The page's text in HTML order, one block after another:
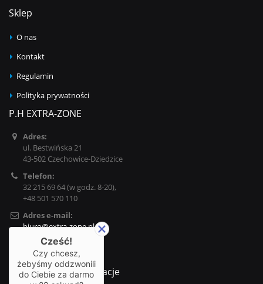
Sklep
O nas
Kontakt
Regulamin
Polityka prywatności
P.H EXTRA-ZONE
Adres:
ul. Bestwińska 21
43-502 Czechowice-Dziedzice
Telefon:
32 215 69 64 (w godz. 8-20),
+48 501 570 110
Adres e-mail:
biuro@extra-zone.pl
Godziny otwarcia:
Pn - Pt / 10:00 - 17:00
Najważniejsze informacje
Cześć!
Czy chcesz,
żebyśmy oddzwonili
do Ciebie za darmo